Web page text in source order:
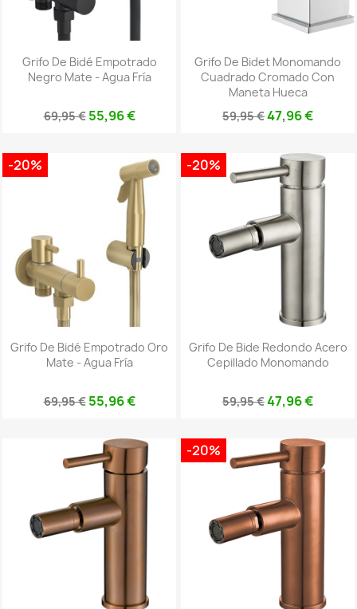
Grifo De Bidé Empotrado
Negro Mate - Agua Fría
69,95 € 55,96 €
Grifo De Bidet Monomando
Cuadrado Cromado Con
Maneta Hueca
59,95 €47,96 €
Grifo De Bidé Empotrado Oro
Mate - Agua Fría
69,95 € 55,96 €
-20%
Grifo De Bide Redondo Acero
Cepillado Monomando
59,95 €47,96 €
-20%
-20%